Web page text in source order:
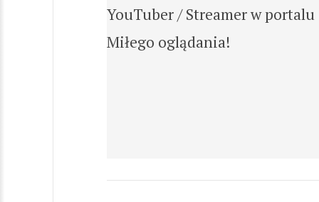
YouTuber / Streamer w
Miłego oglądania!